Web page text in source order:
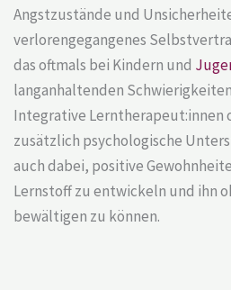
Angstzustände und
verlorengegangenes
das oftmals bei Kindern und
langanhaltenden
Integrative Lerntherapeut:innen
zusätzlich psychologische
auch dabei, positive
Lernstoff zu entwickeln und ihn
bewältigen zu können.